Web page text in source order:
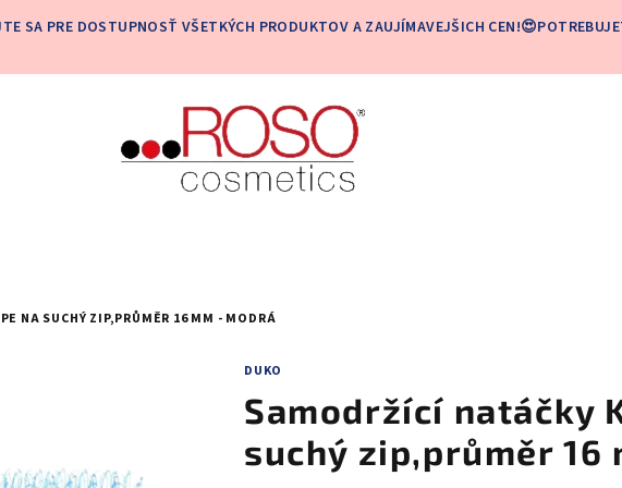
SA PRE DOSTUPNOSŤ VŠETKÝCH PRODUKTOV A ZAUJÍMAVEJŠICH
NA SUCHÝ ZIP,PRŮMĚR 16 MM - MODRÁ
DUKO
Samodržící natáčky
suchý zip,průměr 16